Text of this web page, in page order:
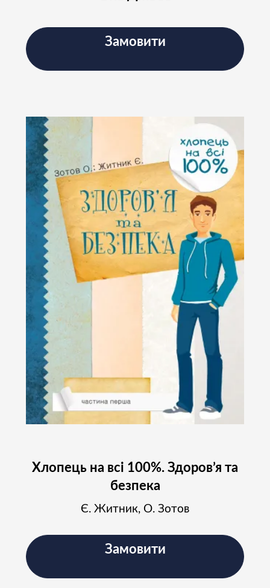
Замовити
Хлопець на всі 100%. Здоров’я та
безпека
Є. Житник, О. Зотов
Замовити
Підписатись